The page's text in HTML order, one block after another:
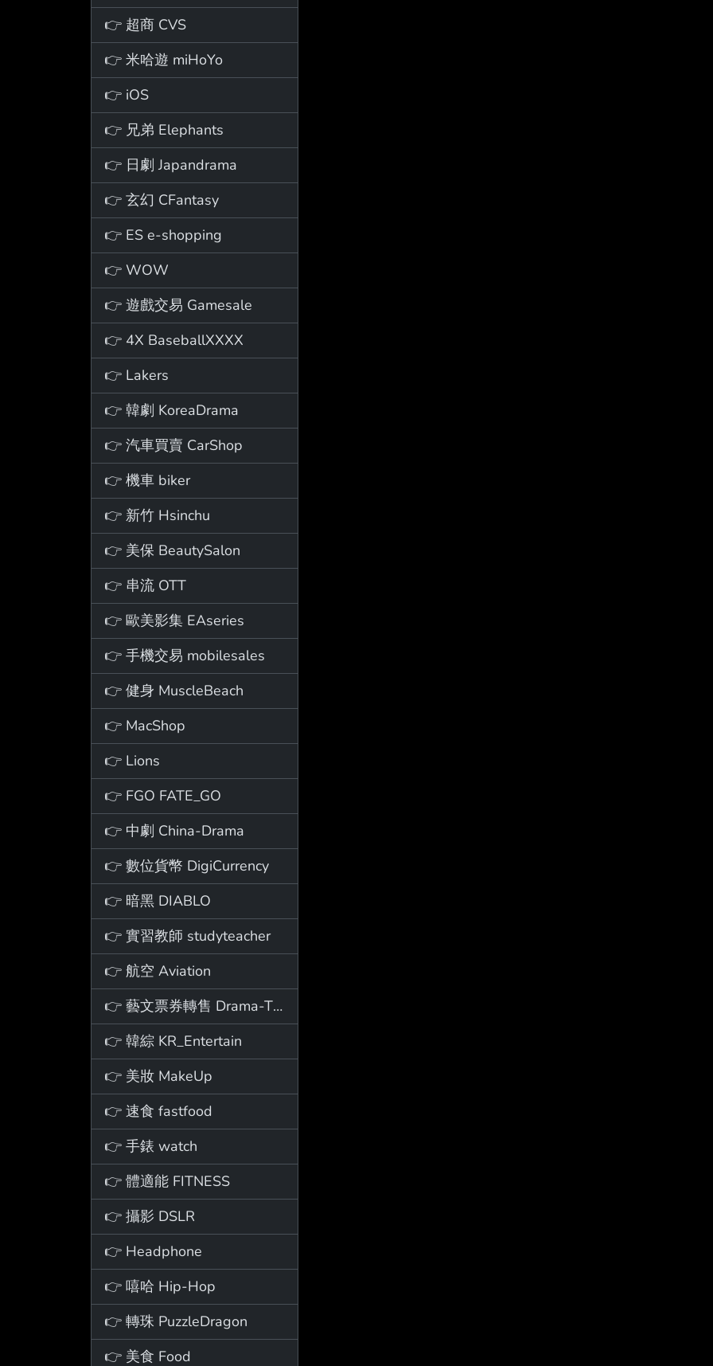
👉 超商 CVS
👉 米哈遊 miHoYo
👉 iOS
👉 兄弟 Elephants
👉 日劇 Japandrama
👉 玄幻 CFantasy
👉 ES e-shopping
👉 WOW
👉 遊戲交易 Gamesale
👉 4X BaseballXXXX
👉 Lakers
👉 韓劇 KoreaDrama
👉 汽車買賣 CarShop
👉 機車 biker
👉 新竹 Hsinchu
👉 美保 BeautySalon
👉 串流 OTT
👉 歐美影集 EAseries
👉 手機交易 mobilesales
👉 健身 MuscleBeach
👉 MacShop
👉 Lions
👉 FGO FATE_GO
👉 中劇 China-Drama
👉 數位貨幣 DigiCurrency
👉 暗黑 DIABLO
👉 實習教師 studyteacher
👉 航空 Aviation
👉 藝文票券轉售 Drama-Ticket
👉 韓綜 KR_Entertain
👉 美妝 MakeUp
👉 速食 fastfood
👉 手錶 watch
👉 體適能 FITNESS
👉 攝影 DSLR
👉 Headphone
👉 嘻哈 Hip-Hop
👉 轉珠 PuzzleDragon
👉 美食 Food